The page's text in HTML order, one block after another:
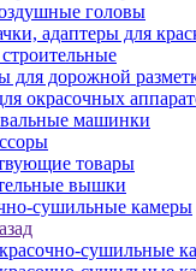
головы
адаптеры для
дорожной
окрасочных
машинки
товары
вышки
сушильные камеры
сушильные